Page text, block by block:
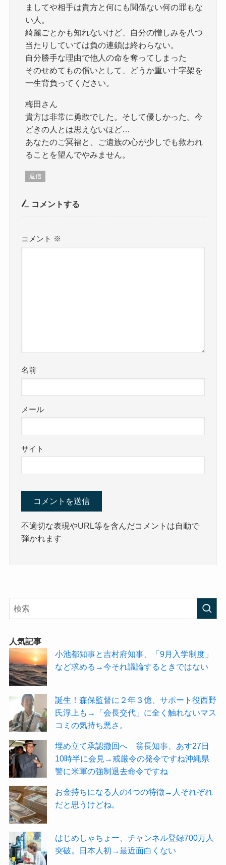
ましてや相手は貴方と何にも関係ない何の罪もな
い人。
綺麗ごとかも知れないけど、自分の憎しみを八つ
当たりしていては負の連鎖は終わらない。
自分勝手な理由で他人の命を奪ってしまった
そのせめてもの償いとして、どうか重い十字架を
一生背負ってください。
梅田さん
貴方は非常に勇敢でした。そして優しかった。今
どきの人とは思えないほど…
あなたのご冥福と、ご遺族の心が少しでも救われ
ることを望んでやみません。
返信
コメントする
コメント ※
名前
メール
サイト
不適切な表現やURL等を含んだコメントは自動で
弾かれます
人気記事
小池都知事と吉村府知事、「9月入学制度」
など求める→今それ議論するときではない
誕生！森保監督に２年３億、サポート役西野
氏浮上も→「会長交代」に全く触れないマス
コミの気持ち悪さ。
埋め立て承認撤回へ 翁長知事、あす27日
10時半に会見→戒厳令の発令ですね沖縄県
警に米軍の強制退去命令ですね
お金持ちになる人の4つの特徴→人それぞれ
だと思うけどね。
はじめしゃちょー、チャンネル登録700万人
突破。日本人初→最近面白くない